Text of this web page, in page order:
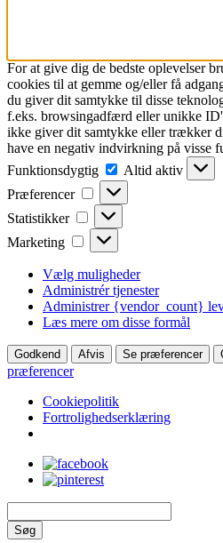
For at give dig de bedste oplevelser
cookies til at gemme og/eller få
du giver dit samtykke til disse
f.eks. browsingadfærd eller unikke
ikke giver dit samtykke eller trækker
have en negativ indvirkning på visse
Funktionsdygtig
Funktionsdygtig
Altid aktiv
Præferencer
Præferencer
Statistikker Statistikker
Marketing Marketing
Vælg muligheder
Administrér tjenester
Administrer {vendor_count}
Læs mere om disse formål
Godkend Afvis Se præferencer
præferencer
Cookiepolitik
Fortrolighedserklæring
Søg